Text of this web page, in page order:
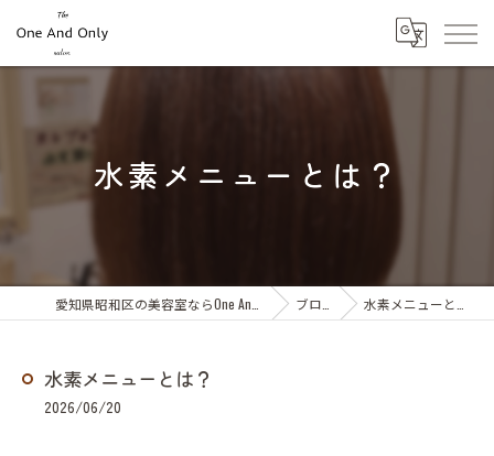
水素メニューとは？
ブログ 水素メニューとは？
水素メニューとは？
2026/06/20